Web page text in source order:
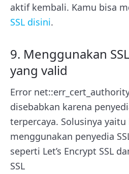
aktif kembali. Kamu bisa
SSL disini.
9. Menggunakan
yang valid
Error
disebabkan karena
terpercaya. Solusinya yaitu
menggunakan penyedia
seperti Let’s Encrypt SSL
SSL